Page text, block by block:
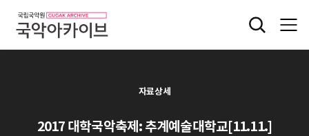
자료상세
2017 대학국악축제: 추계예술대학교[11.11.]